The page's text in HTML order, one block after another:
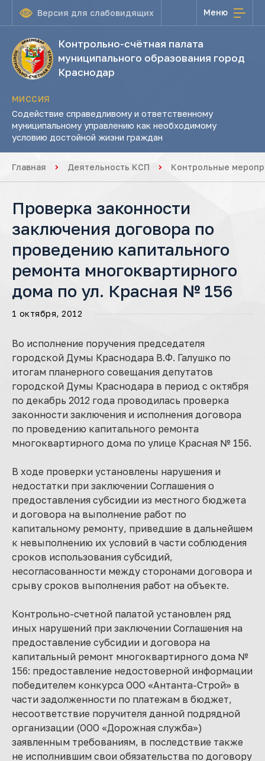
Версия для слабовидящих Меню
Контрольно-счётная палата
муниципального образования город
Краснодар
МИССИЯ
Содействие справедливому и ответственному
муниципальному управлению как необходимому
условию достойной жизни граждан
Главная Деятельность КСП Контрольные
Проверка законности
заключения договора по
проведению капитального
ремонта многоквартирного
дома по ул. Красная № 156
1 октября, 2012
Во исполнение поручения председателя
городской Думы Краснодара В.Ф. Галушко по
итогам планерного совещания депутатов
городской Думы Краснодара в период с октября
по декабрь 2012 года проводилась проверка
законности заключения и исполнения договора
по проведению капитального ремонта
многоквартирного дома по улице Красная № 156.
В ходе проверки установлены нарушения и
недостатки при заключении Соглашения о
предоставления субсидии из местного бюджета
и договора на выполнение работ по
капитальному ремонту, приведшие в дальнейшем
к невыполнению их условий в части соблюдения
сроков использования субсидий,
несогласованности между сторонами договора и
срыву сроков выполнения работ на объекте.
Контрольно-счетной палатой установлен ряд
иных нарушений при заключении Соглашения на
предоставление субсидии и договора на
капитальный ремонт многоквартирного дома №
156: предоставление недостоверной информации
победителем конкурса ООО «Антанта-Строй» в
части задолженности по платежам в бюджет,
несоответствие поручителя данной подрядной
организации (ООО «Дорожная служба»)
заявленным требованиям, в последствие также
не исполнившим свои обязательства по договору